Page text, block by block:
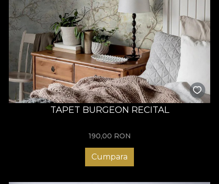
TAPET BURGEON RECITAL
190,00 RON
Cumpara